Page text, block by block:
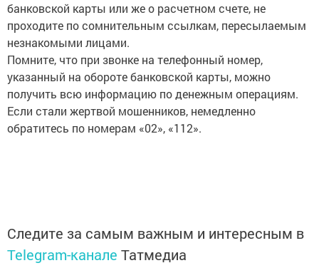
банковской карты или же о расчетном счете, не
проходите по сомнительным ссылкам, пересылаемым
незнакомыми лицами.
Помните, что при звонке на телефонный номер,
указанный на обороте банковской карты, можно
получить всю информацию по денежным операциям.
Если стали жертвой мошенников, немедленно
обратитесь по номерам «02», «112».
Следите за самым важным и интересным в
Telegram-канале Татмедиа